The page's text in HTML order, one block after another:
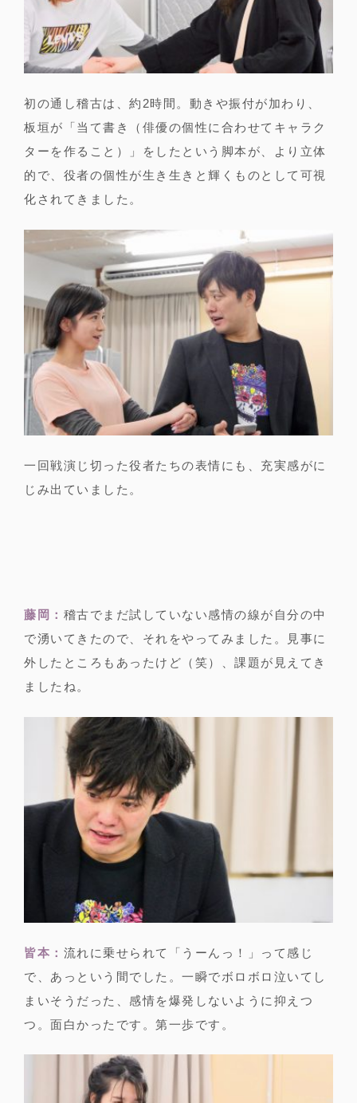
初の通し稽古は、約2時間。動きや振付が加わり、
板垣が「当て書き（俳優の個性に合わせてキャラク
ターを作ること）」をしたという脚本が、より立体
的で、役者の個性が生き生きと輝くものとして可視
化されてきました。
一回戦演じ切った役者たちの表情にも、充実感がに
じみ出ていました。
藤岡： 稽古でまだ試していない感情の線が自分の中
で湧いてきたので、それをやってみました。見事に
外したところもあったけど（笑）、課題が見えてき
ましたね。
皆本： 流れに乗せられて「うーんっ！」って感じ
で、あっという間でした。一瞬でボロボロ泣いてし
まいそうだった、感情を爆発しないように抑えつ
つ。面白かったです。第一歩です。